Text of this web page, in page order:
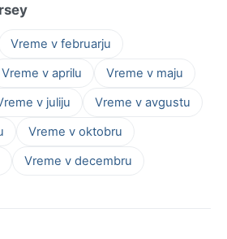
Vreme v februarju
Vreme v aprilu
Vreme v maju
v juliju
Vreme v avgustu
Vreme v oktobru
Vreme v decembru